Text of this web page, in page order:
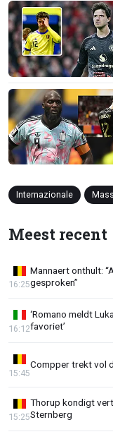
Internazionale
Meest recent
Mannaert onthult:
gesproken”
16:25
‘Romano meldt
favoriet’
16:12
Compper trekt vol
15:45
Thorup kondigt
Sternberg
15:25